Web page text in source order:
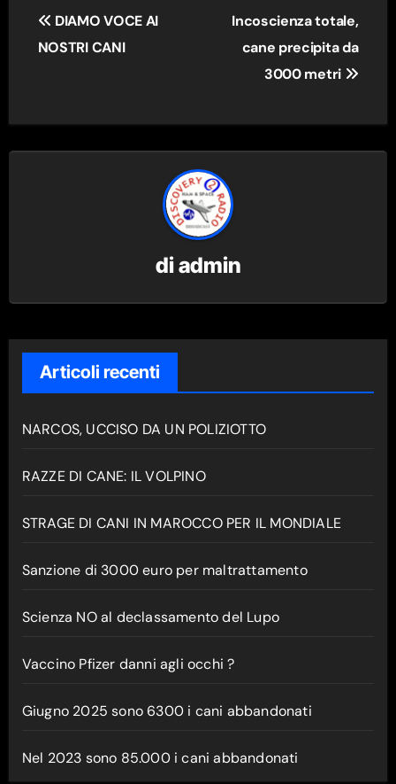
Navigazione
articoli
DIAMO VOCE AI
NOSTRI CANI
Incoscienza totale,
cane precipita da
3000 metri
diadmin
Articoli recenti
NARCOS, UCCISO DA UN POLIZIOTTO
RAZZE DI CANE: IL VOLPINO
STRAGE DI CANI IN MAROCCO PER IL MONDIALE
Sanzione di 3000 euro per maltrattamento
Scienza NO al declassamento del Lupo
Vaccino Pfizer danni agli occhi ?
Giugno 2025 sono 6300 i cani abbandonati
Nel 2023 sono 85.000 i cani abbandonati